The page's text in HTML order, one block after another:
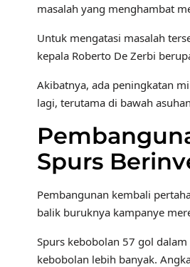
masalah yang menghambat
Untuk mengatasi masalah
kepala Roberto De Zerbi
Akibatnya, ada peningkatan
lagi, terutama di bawah
Spurs
Pembangunan kembali
balik buruknya kampanye
Spurs kebobolan 57 gol
kebobolan lebih banyak.